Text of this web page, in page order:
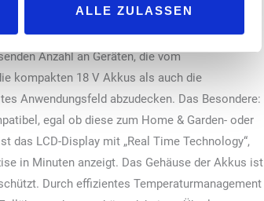
ALLE ZULASSEN
Anzahl an Geräten, die vom
kompakten 18 V Akkus als auch die
Anwendungsfeld abzudecken. Das Besondere:
egal ob diese zum Home & Garden- oder
LCD-Display mit „Real Time Technology“,
in Minuten anzeigt. Das Gehäuse der Akkus ist
Durch effizientes Temperaturmanagement